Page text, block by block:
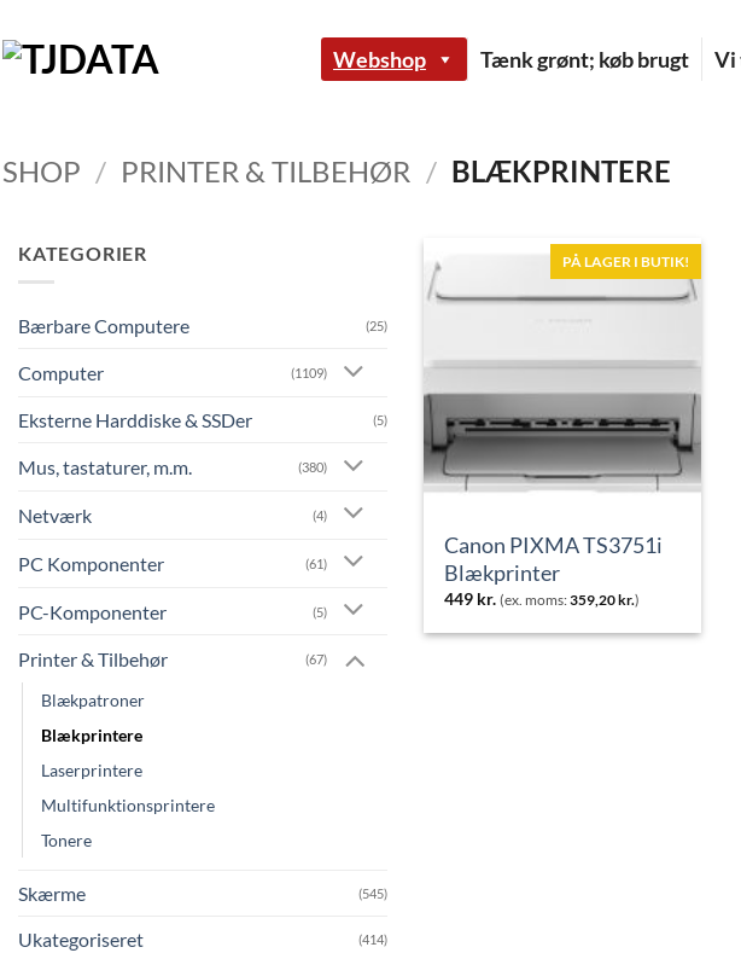
til
indhold
Webshop Tænk grønt; køb brugt Vi
SHOP / PRINTER & TILBEHØR / BLÆKPRINTERE
KATEGORIER
Bærbare Computere (25)
Computer (1109)
Eksterne Harddiske & SSDer (5)
Mus, tastaturer, m.m. (380)
Netværk (4)
PC Komponenter (61)
PC-Komponenter (5)
Printer & Tilbehør (67)
Blækpatroner
Blækprintere
Laserprintere
Multifunktionsprintere
Tonere
Skærme (545)
Ukategoriseret (414)
PÅ LAGER I BUTIK!
Canon PIXMA TS3751i
Blækprinter
449 kr. (ex. moms:359,20 kr.)